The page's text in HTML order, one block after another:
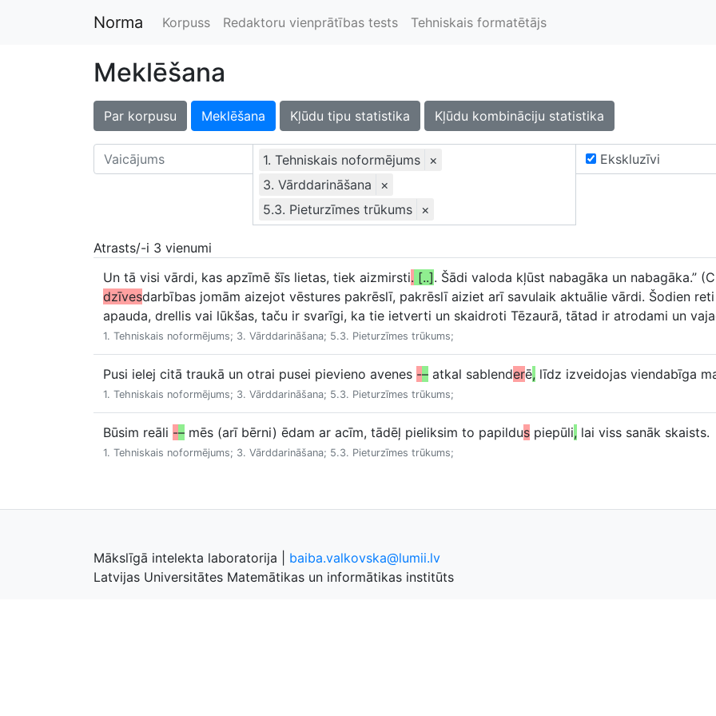
Norma Korpuss Redaktoru vienprātības tests Tehniskais formatētājs
Meklēšana
Par korpusu Meklēšana Kļūdu tipu statistika Kļūdu kombināciju statistika
1. Tehniskais noformējums ×
3. Vārddarināšana
×
5.3. Pieturzīmes trūkums ×
Ekskluzīvi
Atrasts/-i 3 vienumi
Un tā visi vārdi, kas apzīmē šīs lietas, tiek aizmirsti. [..]. Šādi valoda kļūst nabagāka un nabagāka.”
dzīvesdarbības jomām aizejot vēstures pakrēslī, pakrēslī aiziet arī savulaik aktuālie vārdi. Šodien
apauda, drellis vai lūkšas, taču ir svarīgi, ka tie ietverti un skaidroti Tēzaurā, tātad ir atrodami un
1. Tehniskais noformējums; 3. Vārddarināšana; 5.3. Pieturzīmes trūkums;
Pusi ielej citā traukā un otrai pusei pievieno avenes -– atkal sablenderē, līdz izveidojas viendabīga
1. Tehniskais noformējums; 3. Vārddarināšana; 5.3. Pieturzīmes trūkums;
Būsim reāli -– mēs (arī bērni) ēdam ar acīm, tādēļ pieliksim to papildus piepūli, lai viss sanāk skaists.
1. Tehniskais noformējums; 3. Vārddarināšana; 5.3. Pieturzīmes trūkums;
Mākslīgā intelekta laboratorija
baiba.valkovska@lumii.lv
Latvijas Universitātes Matemātikas un informātikas institūts